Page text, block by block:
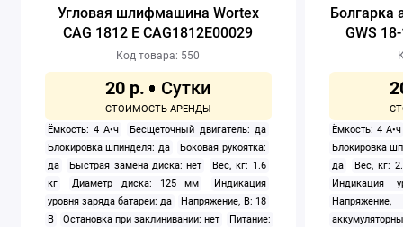
Угловая шлифмашина Wortex
CAG 1812 E CAG1812E00029
Код товара: 550
20 р.
Ёмкость: 4 А•ч
Бесщеточный двигатель: да
Блокировка шпинделя: да
Боковая рукоятка:
да
Быстрая замена диска: нет
Вес, кг: 1.6
кг
Диаметр диска: 125 мм
Индикация
уровня заряда батареи: да
Напряжение, В: 18
В
Остановка при заклинивании: нет
Питание:
Болгарка
GWS
Ёмкость: 4 А•ч
Блокировка
да
Вес, кг:
Индикация